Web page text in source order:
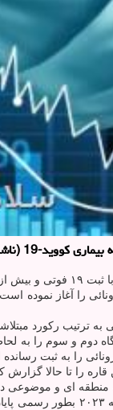
32 بیمار را گرفته است.
کرده است.
با عبور از ۴۰ میلیون
منطقه ای و موضوعی